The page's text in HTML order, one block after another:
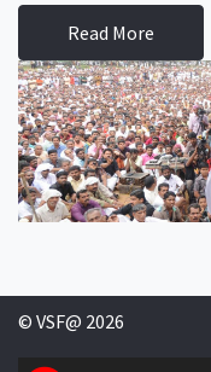
Read More
© VSF@ 2026